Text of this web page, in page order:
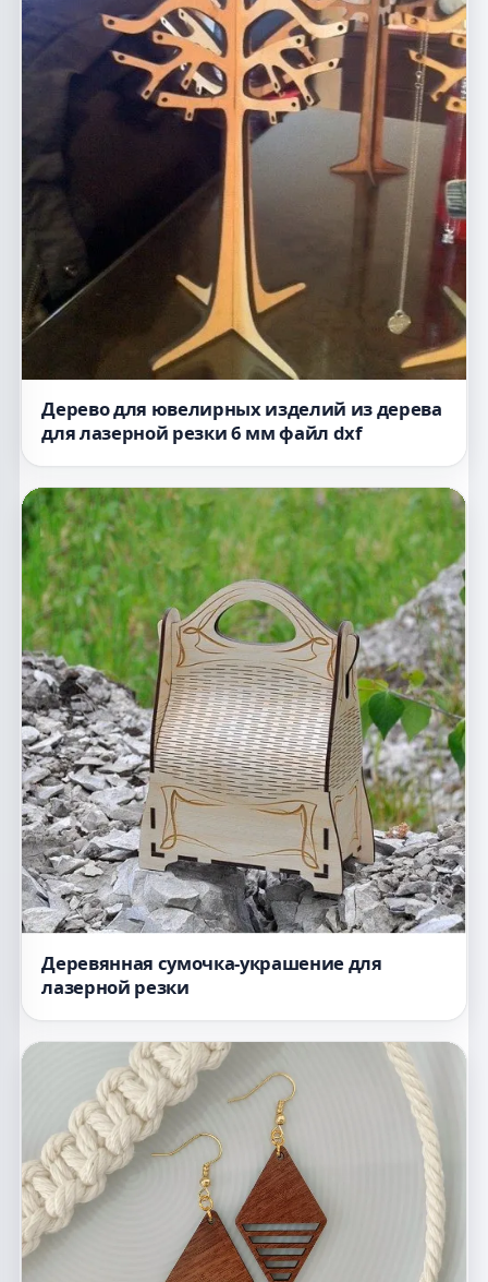
Дерево для ювелирных изделий из дерева
для лазерной резки 6 мм файл dxf
Деревянная сумочка-украшение для
лазерной резки